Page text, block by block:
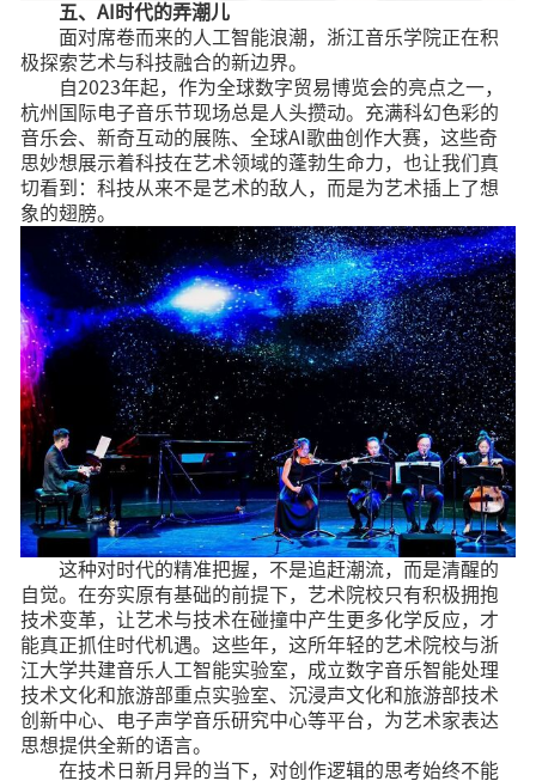
五、AI时代的弄潮儿
面对席卷而来的人工智能浪潮，浙江音乐学院正在积
极探索艺术与科技融合的新边界。
自2023年起，作为全球数字贸易博览会的亮点之一，
杭州国际电子音乐节现场总是人头攒动。充满科幻色彩的
音乐会、新奇互动的展陈、全球AI歌曲创作大赛，这些奇
思妙想展示着科技在艺术领域的蓬勃生命力，也让我们真
切看到：科技从来不是艺术的敌人，而是为艺术插上了想
象的翅膀。
这种对时代的精准把握，不是追赶潮流，而是清醒的
自觉。在夯实原有基础的前提下，艺术院校只有积极拥抱
技术变革，让艺术与技术在碰撞中产生更多化学反应，才
能真正抓住时代机遇。这些年，这所年轻的艺术院校与浙
江大学共建音乐人工智能实验室，成立数字音乐智能处理
技术文化和旅游部重点实验室、沉浸声文化和旅游部技术
创新中心、电子声学音乐研究中心等平台，为艺术家表达
思想提供全新的语言。
在技术日新月异的当下，对创作逻辑的思考始终不能